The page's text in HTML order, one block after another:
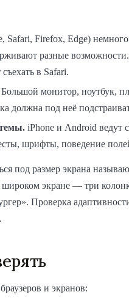
Safari, Firefox, Edge)
разные
в Safari.
Большой монитор, ноутбук,
должна под неё
iPhone и Android ведут
шрифты, поведение
под размер экрана
широком экране — три
Проверка
и экранов: